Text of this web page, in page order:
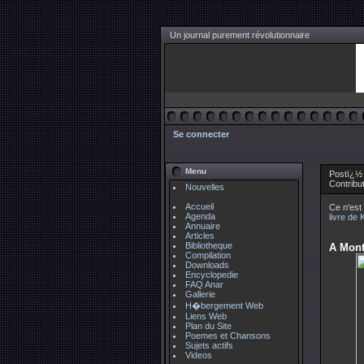
Un journal purement révolutionnaire
Se connecter
Menu
Nouvelles
Accueil
Agenda
Annuaire
Articles
Bibliotheque
Compilation
Downloads
Encyclopedie
FAQ Anar
Gallerie
H�bergement Web
Liens Web
Plan du Site
Poemes et Chansons
Sujets actifs
Videos
Postï¿½
Ce n'est
livre de
A